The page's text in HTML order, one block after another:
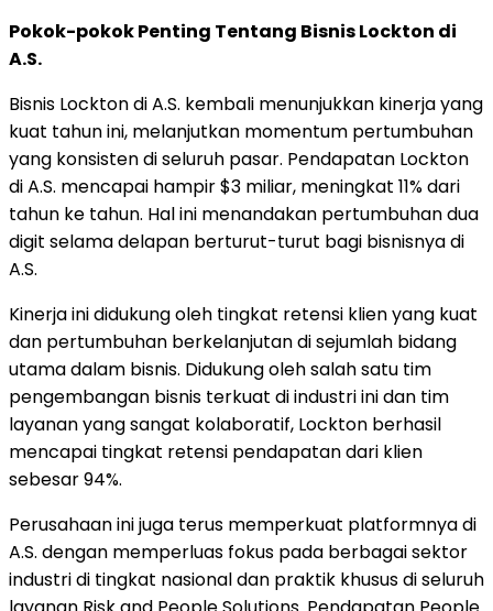
Pokok-pokok Penting Tentang Bisnis Lockton di
A.S.
Bisnis Lockton di A.S. kembali menunjukkan kinerja yang
kuat tahun ini, melanjutkan momentum pertumbuhan
yang konsisten di seluruh pasar. Pendapatan Lockton
di A.S. mencapai hampir $3 miliar, meningkat 11% dari
tahun ke tahun. Hal ini menandakan pertumbuhan dua
digit selama delapan berturut-turut bagi bisnisnya di
A.S.
Kinerja ini didukung oleh tingkat retensi klien yang kuat
dan pertumbuhan berkelanjutan di sejumlah bidang
utama dalam bisnis. Didukung oleh salah satu tim
pengembangan bisnis terkuat di industri ini dan tim
layanan yang sangat kolaboratif, Lockton berhasil
mencapai tingkat retensi pendapatan dari klien
sebesar 94%.
Perusahaan ini juga terus memperkuat platformnya di
A.S. dengan memperluas fokus pada berbagai sektor
industri di tingkat nasional dan praktik khusus di seluruh